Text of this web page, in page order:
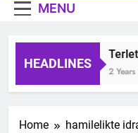
MENU
HEADLINES
2 Years
Home hamilelikte